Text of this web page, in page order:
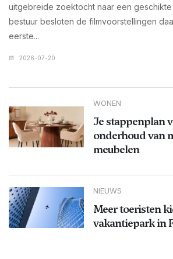
uitgebreide zoektocht naar een
bestuur besloten de filmvoorstellingen
eerste...
2026-07-20
WONEN
Je stappenplan
onderhoud van
meubelen
NIEUWS
Meer toeristen
vakantiepark in